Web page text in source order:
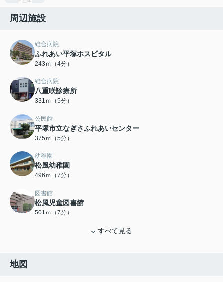
周辺施設
総合病院
ふれあい平塚ホスピタル
243ｍ（4分）
総合病院
八重咲診療所
331ｍ（5分）
公民館
平塚市立なぎさふれあいセンター
375ｍ（5分）
幼稚園
松風幼稚園
496ｍ（7分）
図書館
松風児童図書館
501ｍ（7分）
すべて見る
地図